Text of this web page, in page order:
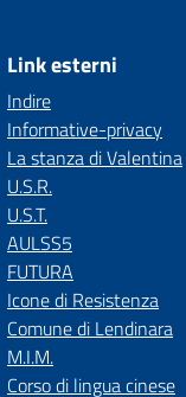
Link esterni
Indire
Informative-privacy
La stanza di Valentina
U.S.R.
U.S.T.
AULSS5
FUTURA
Icone di Resistenza
Comune di Lendinara
M.I.M.
Corso di lingua cinese